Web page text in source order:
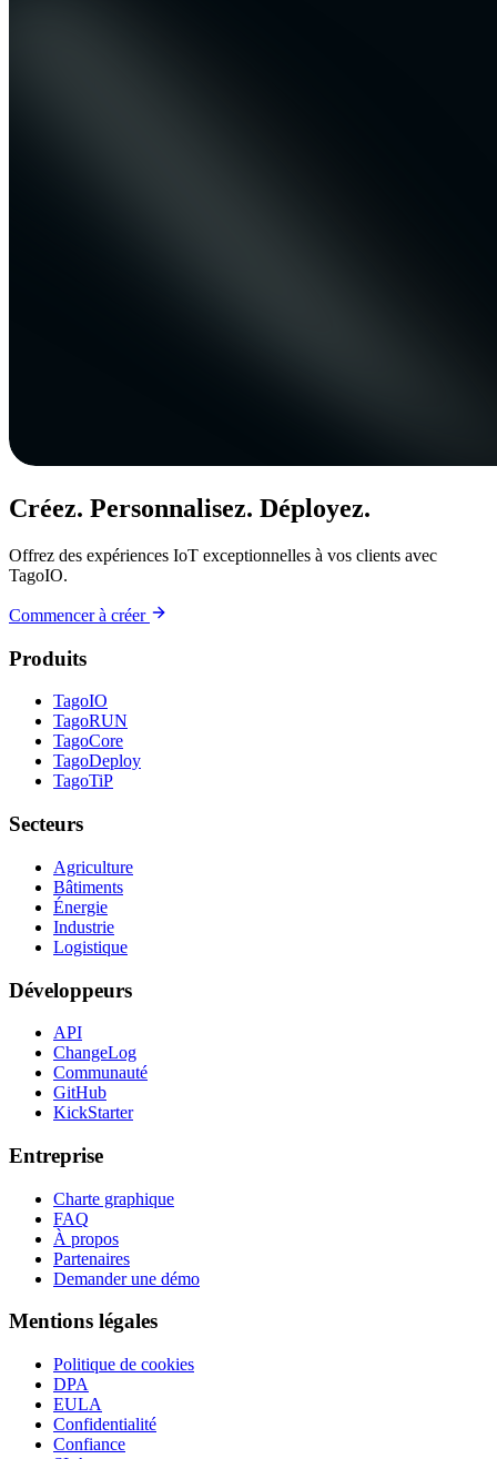
Créez. Personnalisez. Déployez.
Offrez des expériences IoT exceptionnelles à vos clients avec
TagoIO.
Commencer à créer
Produits
TagoIO
TagoRUN
TagoCore
TagoDeploy
TagoTiP
Secteurs
Agriculture
Bâtiments
Énergie
Industrie
Logistique
Développeurs
API
ChangeLog
Communauté
GitHub
KickStarter
Entreprise
Charte graphique
FAQ
À propos
Partenaires
Demander une démo
Mentions légales
Politique de cookies
DPA
EULA
Confidentialité
Confiance